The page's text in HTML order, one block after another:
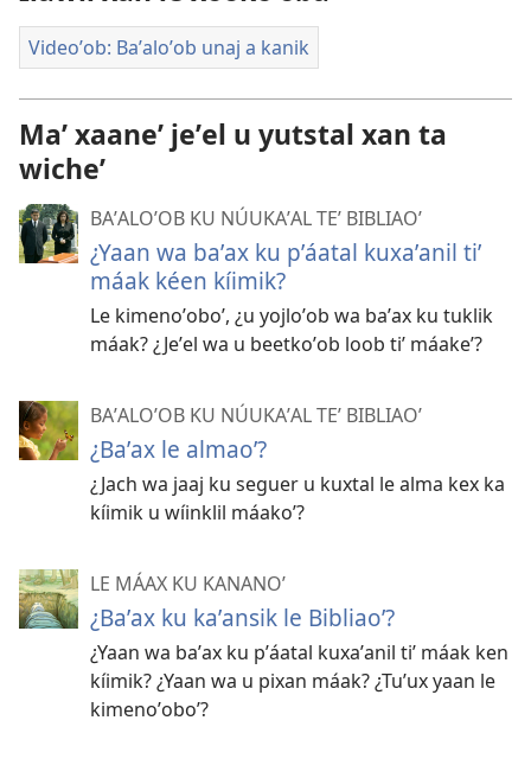
Videoʼob: Baʼaloʼob unaj a kanik
Maʼ xaaneʼ jeʼel u yutstal xan ta
wicheʼ
BAʼALOʼOB KU NÚUKAʼAL TEʼ BIBLIAOʼ
¿Yaan wa baʼax ku pʼáatal kuxaʼanil tiʼ
máak kéen kíimik?
Le kimenoʼoboʼ, ¿u yojloʼob wa baʼax ku tuklik
máak? ¿Jeʼel wa u beetkoʼob loob tiʼ máakeʼ?
BAʼALOʼOB KU NÚUKAʼAL TEʼ BIBLIAOʼ
¿Baʼax le almaoʼ?
¿Jach wa jaaj ku seguer u kuxtal le alma kex ka
kíimik u wíinklil máakoʼ?
LE MÁAX KU KANANOʼ
¿Baʼax ku kaʼansik le Bibliaoʼ?
¿Yaan wa baʼax ku pʼáatal kuxaʼanil tiʼ máak ken
kíimik? ¿Yaan wa u pixan máak? ¿Tuʼux yaan le
kimenoʼoboʼ?